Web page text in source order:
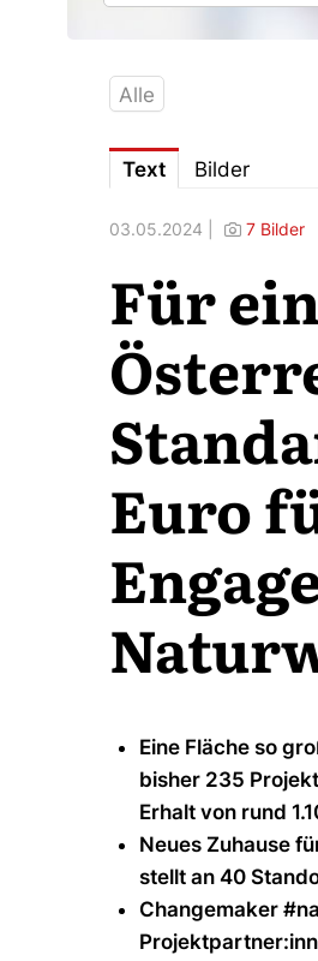
Alle
Text Bilder
03.05.2024 | 7 Bilder
Für
Euro
Eine Fläche so
bisher 235
Erhalt von rund
Neues Zuhause
stellt an 40
Changemaker